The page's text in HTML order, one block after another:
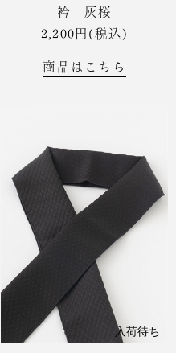
衿 灰桜
2,200円(税込)
商品はこちら
入荷待ち